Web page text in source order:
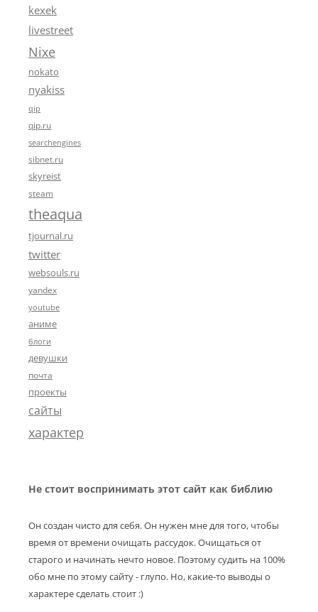
kexek
livestreet
Nixe
nokato
nyakiss
qip
qip.ru
searchengines
sibnet.ru
skyreist
steam
theaqua
tjournal.ru
twitter
websouls.ru
yandex
youtube
аниме
блоги
девушки
почта
проекты
сайты
характер
Не стоит воспринимать этот сайт как библию
Он создан чисто для себя. Он нужен мне для того, чтобы
время от времени очищать рассудок. Очищаться от
старого и начинать нечто новое. Поэтому судить на 100%
обо мне по этому сайту - глупо. Но, какие-то выводы о
характере сделать стоит :)